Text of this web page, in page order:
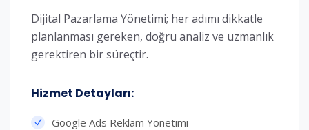
Dijital Pazarlama Yönetimi; her adımı dikkatle
planlanması gereken, doğru analiz ve uzmanlık
gerektiren bir süreçtir.
Hizmet Detayları:​
Google Ads Reklam Yönetimi